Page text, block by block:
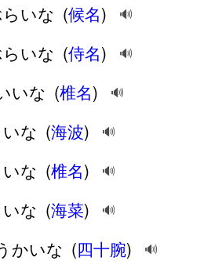
いな (候名) 🔊
いな (侍名) 🔊
いな (椎名) 🔊
いな (海波) 🔊
いな (椎名) 🔊
いな (海菜) 🔊
かいな (四十腕) 🔊